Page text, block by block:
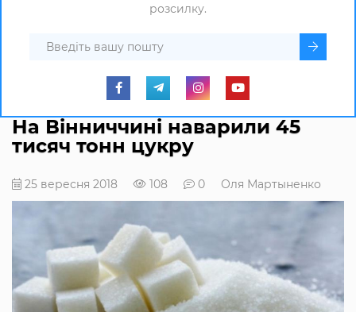
розсилку.
На Вінниччині наварили 45
тисяч тонн цукру
25 вересня 2018 108 0 Оля Мартыненко